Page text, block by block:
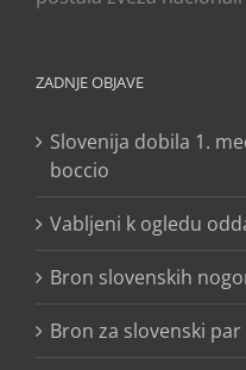
ZADNJE OBJAVE
Slovenija dobila 1.
boccio
Vabljeni k ogledu
Bron slovenskih
Bron za slovenski